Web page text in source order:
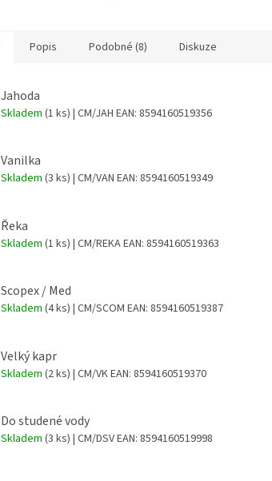
Popis Podobné (8) Diskuze
Jahoda
Skladem (1 ks) | CM/JAH EAN: 8594160519356
Vanilka
Skladem (3 ks) | CM/VAN EAN: 8594160519349
Řeka
Skladem (1 ks) | CM/REKAEAN: 8594160519363
Scopex / Med
Skladem (4 ks) | CM/SCOM EAN: 8594160519387
Velký kapr
Skladem (2 ks) | CM/VKEAN: 8594160519370
Do studené vody
Skladem (3 ks) | CM/DSVEAN: 8594160519998